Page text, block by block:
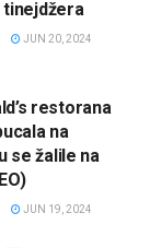
JUN 20, 2024
restorana
na
se žalile na
JUN 19, 2024